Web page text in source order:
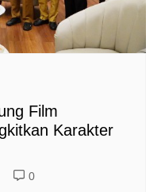
Film
Karakter
0